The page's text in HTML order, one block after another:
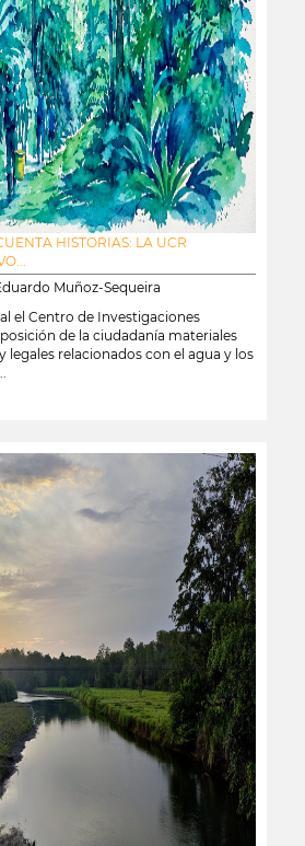
HISTORIAS: LA UCR
Muñoz-Sequeira
el Centro de Investigaciones
de la ciudadanía materiales
legales relacionados con el agua y los